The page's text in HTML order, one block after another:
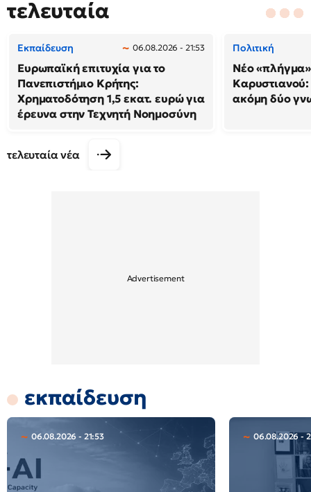
τελευταία
Εκπαίδευση 06.08.2026 - 21:53
Ευρωπαϊκή επιτυχία για το
Πανεπιστήμιο Κρήτης:
Χρηματοδότηση 1,5 εκατ. ευρώ για
έρευνα στην Τεχνητή Νοημοσύνη
Πολιτική
Νέο
ακόμη δύο
τελευταία νέα
εκπαίδευση
06.08.2026 - 21:53 06.08.2026 -